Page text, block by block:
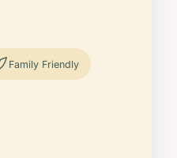
Family Friendly